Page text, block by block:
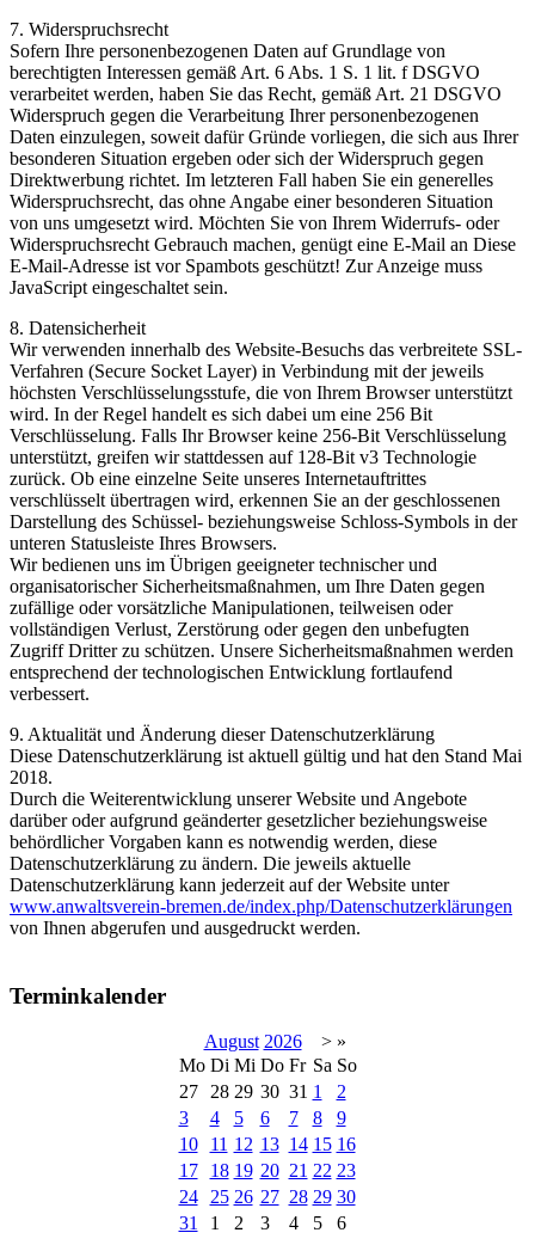
7. Widerspruchsrecht
Sofern Ihre personenbezogenen Daten auf Grundlage von
berechtigten Interessen gemäß Art. 6 Abs. 1 S. 1 lit. f DSGVO
verarbeitet werden, haben Sie das Recht, gemäß Art. 21 DSGVO
Widerspruch gegen die Verarbeitung Ihrer personenbezogenen
Daten einzulegen, soweit dafür Gründe vorliegen, die sich aus Ihrer
besonderen Situation ergeben oder sich der Widerspruch gegen
Direktwerbung richtet. Im letzteren Fall haben Sie ein generelles
Widerspruchsrecht, das ohne Angabe einer besonderen Situation
von uns umgesetzt wird. Möchten Sie von Ihrem Widerrufs- oder
Widerspruchsrecht Gebrauch machen, genügt eine E-Mail an Diese
E-Mail-Adresse ist vor Spambots geschützt! Zur Anzeige muss
JavaScript eingeschaltet sein.
8. Datensicherheit
Wir verwenden innerhalb des Website-Besuchs das verbreitete SSL-
Verfahren (Secure Socket Layer) in Verbindung mit der jeweils
höchsten Verschlüsselungsstufe, die von Ihrem Browser unterstützt
wird. In der Regel handelt es sich dabei um eine 256 Bit
Verschlüsselung. Falls Ihr Browser keine 256-Bit Verschlüsselung
unterstützt, greifen wir stattdessen auf 128-Bit v3 Technologie
zurück. Ob eine einzelne Seite unseres Internetauftrittes
verschlüsselt übertragen wird, erkennen Sie an der geschlossenen
Darstellung des Schüssel- beziehungsweise Schloss-Symbols in der
unteren Statusleiste Ihres Browsers.
Wir bedienen uns im Übrigen geeigneter technischer und
organisatorischer Sicherheitsmaßnahmen, um Ihre Daten gegen
zufällige oder vorsätzliche Manipulationen, teilweisen oder
vollständigen Verlust, Zerstörung oder gegen den unbefugten
Zugriff Dritter zu schützen. Unsere Sicherheitsmaßnahmen werden
entsprechend der technologischen Entwicklung fortlaufend
verbessert.
9. Aktualität und Änderung dieser Datenschutzerklärung
Diese Datenschutzerklärung ist aktuell gültig und hat den Stand Mai
2018.
Durch die Weiterentwicklung unserer Website und Angebote
darüber oder aufgrund geänderter gesetzlicher beziehungsweise
behördlicher Vorgaben kann es notwendig werden, diese
Datenschutzerklärung zu ändern. Die jeweils aktuelle
Datenschutzerklärung kann jederzeit auf der Website unter
www.anwaltsverein-bremen.de/index.php/Datenschutzerklärungen
von Ihnen abgerufen und ausgedruckt werden.
Terminkalender
August 2026 > »
Mo Di Mi Do Fr Sa So
27
28 29 30 31 1
2
3
4 5 6 7 8
9
10
11 12 13 14 15 16
17
18 19 20 21 22 23
24
25 26 27 28 29 30
31
1 2 3 4 5 6